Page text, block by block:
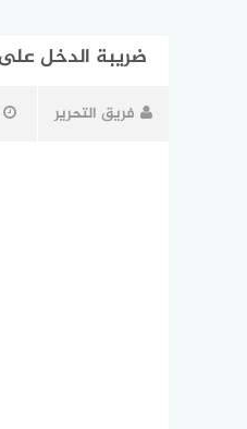
ضريبة الدخل
فريق التحرير